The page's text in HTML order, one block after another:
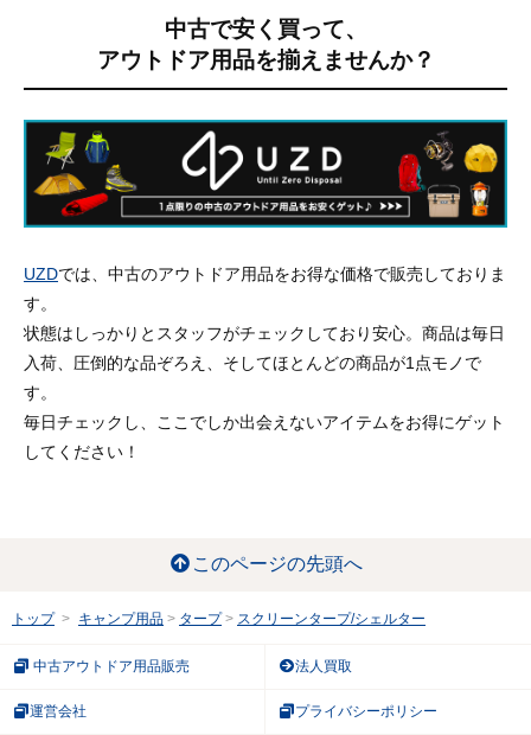
中古で安く買って、
アウトドア用品を揃えませんか？
UZDでは、中古のアウトドア用品をお得な価格で販売しておりま
す。
状態はしっかりとスタッフがチェックしており安心。商品は毎日
入荷、圧倒的な品ぞろえ、そしてほとんどの商品が1点モノで
す。
毎日チェックし、ここでしか出会えないアイテムをお得にゲット
してください！
このページの先頭へ
トップ キャンプ用品 タープ スクリーンタープ/シェルター
中古アウトドア用品販売 法人買取
運営会社 プライバシーポリシー